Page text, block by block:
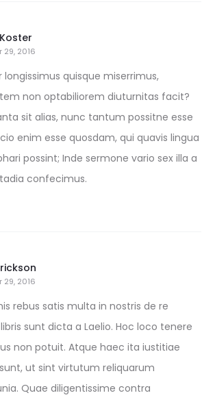
29, 2016
longissimus quisque miserrimus,
non optabiliorem diuturnitas facit?
sit alias, nunc tantum possitne esse
enim esse quosdam, qui quavis lingua
possint; Inde sermone vario sex illa a
confecimus.
29, 2016
rebus satis multa in nostris de re
sunt dicta a Laelio. Hoc loco tenere
non potuit. Atque haec ita iustitiae
ut sint virtutum reliquarum
Quae diligentissime contra